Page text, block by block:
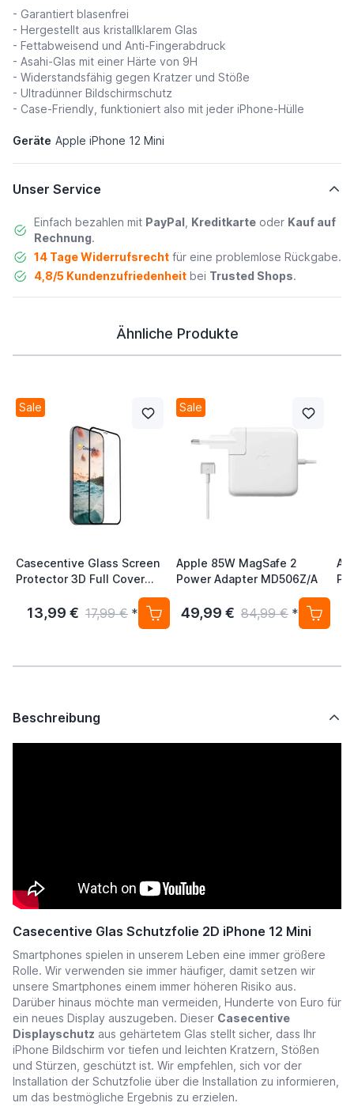
- Garantiert blasenfrei
- Hergestellt aus kristallklarem Glas
- Fettabweisend und Anti-Fingerabdruck
- Asahi-Glas mit einer Härte von 9H
- Widerstandsfähig gegen Kratzer und Stöße
- Ultradünner Bildschirmschutz
- Case-Friendly, funktioniert also mit jeder iPhone-Hülle
Geräte Apple iPhone 12 Mini
Unser Service
Einfach bezahlen mit PayPal Kreditkarteoder Kauf auf
Rechnung.
14 Tage Widerrufsrechtfür eine problemlose Rückgabe.
4,8/5 Kundenzufriedenheitbei Trusted Shops.
Ähnliche Produkte
Sale
Casecentive Glass Screen
Protector 3D Full Cover
iPhone 12 Mini schwarz
13,99 € 17,99 € *
Sale
Apple 85W MagSafe 2
Power Adapter MD506Z/A
49,99 € 84,99 € *
Beschreibung
Casecentive Glas Schutzfolie 2D iPhone 12 Mini
Smartphones spielen in unserem Leben eine immer größere
Rolle. Wir verwenden sie immer häufiger, damit setzen wir
unsere Smartphones einem immer höheren Risiko aus.
Darüber hinaus möchte man vermeiden, Hunderte von Euro für
ein neues Display auszugeben. Dieser Casecentive
Displayschutz aus gehärtetem Glas stellt sicher, dass Ihr
iPhone Bildschirm vor tiefen und leichten Kratzern, Stößen
und Stürzen, geschützt ist. Wir empfehlen, sich vor der
Installation der Schutzfolie über die Installation zu informieren,
um das bestmögliche Ergebnis zu erzielen.